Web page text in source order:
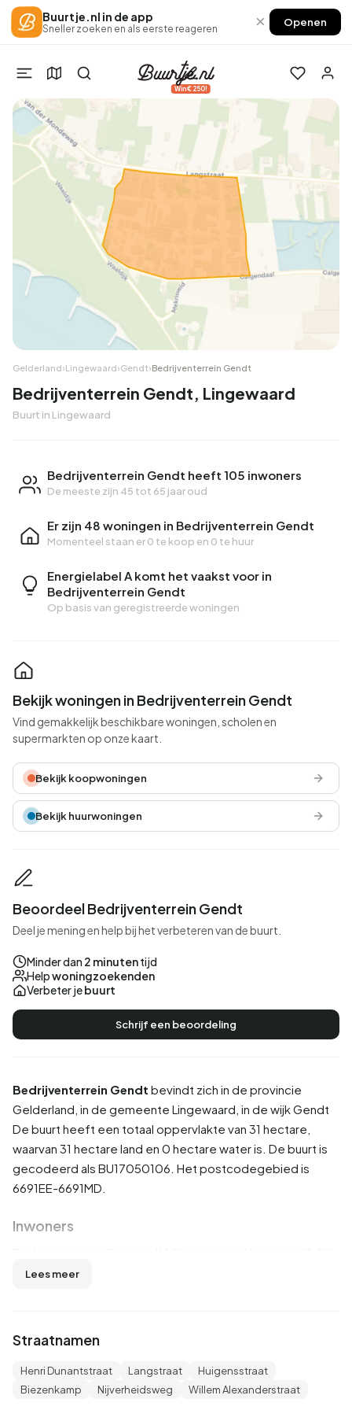
Buurtje.nl in de app
Sneller zoeken en als eerste reageren × Openen
Win €250!
Gelderland›Lingewaard›Gendt›Bedrijventerrein Gendt
Bedrijventerrein Gendt, Lingewaard
Buurt in Lingewaard
Bedrijventerrein Gendt heeft 105 inwoners
De meeste zijn 45 tot 65 jaar oud
Er zijn 48 woningen in Bedrijventerrein Gendt
Momenteel staan er0 te koop en 0 te huur
Energielabel A komt het vaakst voor in
Bedrijventerrein Gendt
Op basis van geregistreerde woningen
Bedrijventerrein Gendt bevindt zich in de provincie
Gelderland , in de gemeente Lingewaard , in de wijkGendt
De buurt heeft een totaal oppervlakte van 31 hectare,
waarvan 31 hectare land en 0 hectare water is. De buurt is
gecodeerd als BU17050106. Het postcodegebied is
6691EE-6691MD.
Inwoners
man en 52,4% vrouw. De meeste inwoners zijn 45 tot 65
ongehuwd, 38,1% is gehuwd, 14,3% is gescheiden en 4,8%
is verweduwd. 75 inwoners komen uit Nederland, 20
komen uit Europa en 10 komen uit landen buiten Europa.
Lees meer
Straatnamen
Henri Dunantstraat Langstraat
Huigensstraat
Biezenkamp
Nijverheidsweg Willem Alexanderstraat
Bekijk woningen in Bedrijventerrein Gendt
Vind gemakkelijk beschikbare woningen, scholen en
supermarkten op onze kaart.
Bekijk koopwoningen
Bekijk huurwoningen
Beoordeel Bedrijventerrein Gendt
Deel je mening en help bij het verbeteren van de buurt.
Minder dan 2 minutentijd
Helpwoningzoekenden
Verbeter jebuurt
Schrijf een beoordeling